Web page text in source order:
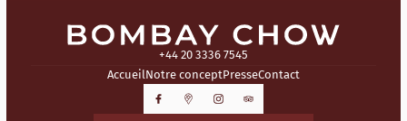
+44 20 3336 7545
AccueilNotre conceptPresseContact